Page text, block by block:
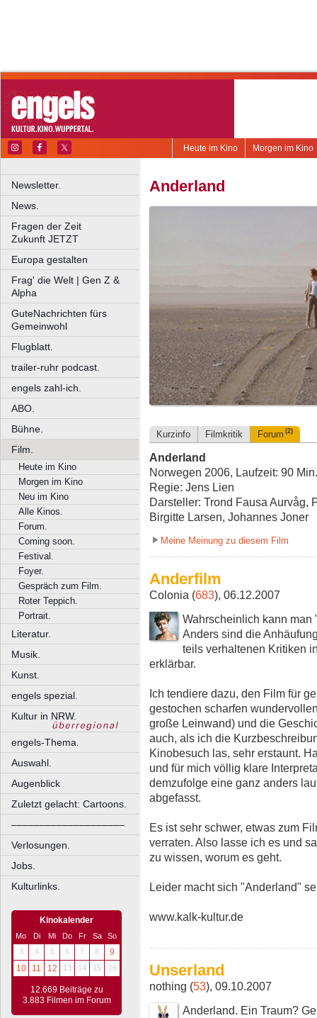
Morgen im Kino
Heute im Kino
Newsletter.
News.
Fragen der Zeit
Zukunft JETZT
Europa gestalten
Frag' die Welt | Gen Z &
Alpha
GuteNachrichten fürs
Gemeinwohl
Flugblatt.
trailer-ruhr podcast.
engels zahl-ich.
ABO.
Bühne.
Film.
Heute im Kino
Morgen im Kino
Neu im Kino
Alle Kinos.
Forum.
Coming soon.
Festival.
Foyer.
Gespräch zum Film.
Roter Teppich.
Portrait.
Literatur.
Musik.
Kunst.
engels spezial.
Kultur in NRW.
engels-Thema.
Auswahl.
Augenblick
Zuletzt gelacht: Cartoons.
––––––––––––––––––––
Verlosungen.
Jobs.
Kulturlinks.
Kinokalender
Mo Di Mi Do Fr Sa
So
3
4 5 6 7 8
9
10
11 12 13 14 15 16
12.669 Beiträge zu
3.883 Filmen im Forum
Anderland
Kurzinfo Filmkritik Forum (2)
Anderland
Norwegen 2006, Laufzeit: 90 Min.
Regie: Jens Lien
Darsteller: Trond Fausa Aurvåg,
Birgitte Larsen, Johannes Joner
Meine Meinung zu diesem Film
Anderfilm
Colonia (683), 06.12.2007
Wahrscheinlich kann
Anders sind die
teils verhaltenen Kritiken
erklärbar.
Ich tendiere dazu, den Film für
gestochen scharfen
große Leinwand) und die
auch, als ich die
Kinobesuch las, sehr erstaunt.
und für mich völlig klare
demzufolge eine ganz anders
abgefasst.
Es ist sehr schwer, etwas zum
verraten. Also lasse ich es und
zu wissen, worum es geht.
Leider macht sich "Anderland"
www.kalk-kultur.de
Unserland
nothing (53), 09.10.2007
Anderland. Ein Traum?